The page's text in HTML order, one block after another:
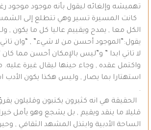
تهميشه وإلغائه ليقول بأنه موجود موجود
كانت المسيرة تسير وهي تتطلع إلى
الكل معا , يمدح ويقييم عاليا كل ما يكون ,
يقول:”الموجود أحسن من لا شيء” , “وان
لا تاتي ابدا ” و”ليس بالإمكان أحسن مما كان
واكتمل عقده , وجاء حينها ليقال غيرة عليه.
استهتارا بما يصار , وليس هكذا يكون الأدب
.
الحقيقة هي انه كثيرون يكتبون وقليلون
قليلا ما ينقد ويقيم , بل يشجع وهو يأمل
الساحة الأدبية وابتذل المشهد الثقافي ,